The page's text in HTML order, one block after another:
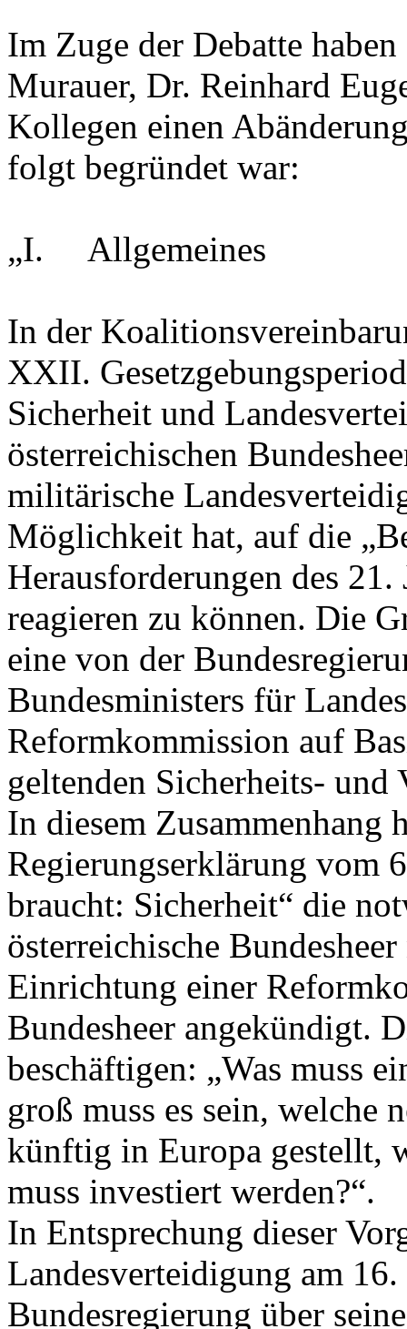
Im Zuge der Debatte
Murauer, Dr. Reinhard
Kollegen einen
folgt begründet war:
„I. Allgemeines
In der
XXII.
Sicherheit und
österreichischen
militärische
Möglichkeit hat, auf die
Herausforderungen des 21.
reagieren zu können. Die
eine von der
Bundesministers für
Reformkommission auf
geltenden Sicherheits-
In diesem Zusammenhang
Regierungserklärung vom
braucht: Sicherheit“ die
österreichische
Einrichtung einer
Bundesheer angekündigt.
beschäftigen: „Was muss
groß muss es sein, welche
künftig in Europa gestellt,
muss investiert werden?“.
In Entsprechung dieser
Landesverteidigung am
Bundesregierung über